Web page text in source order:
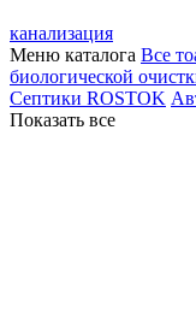
канализация
Меню каталога Все
биологической
Септики ROSTOK
Показать все